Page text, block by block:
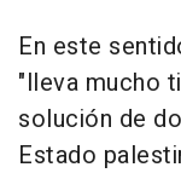
En este
"lleva mucho
solución de
Estado